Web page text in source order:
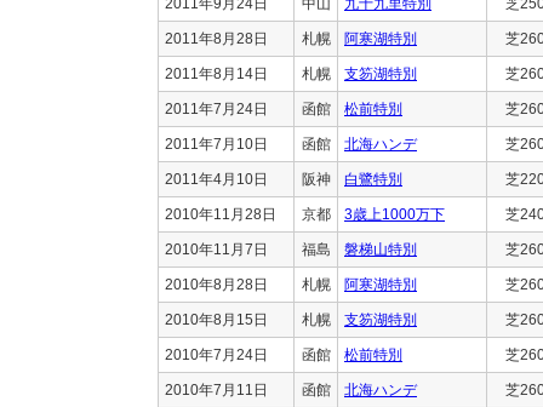
2011年9月24日 中山 九十九里特別 芝
2011年8月28日 札幌 阿寒湖特別 芝
2011年8月14日 札幌 支笏湖特別 芝
2011年7月24日 函館 松前特別 芝
2011年7月10日 函館 北海ハンデ 芝
2011年4月10日 阪神 白鷺特別 芝
2010年11月28日 京都 3歳上1000万下 芝
2010年11月7日 福島 磐梯山特別 芝
2010年8月28日 札幌 阿寒湖特別 芝
2010年8月15日 札幌 支笏湖特別 芝
2010年7月24日 函館 松前特別 芝
2010年7月11日 函館 北海ハンデ 芝